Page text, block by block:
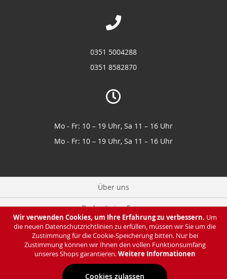
Wir verwenden Cookies, um Ihre Erfahrung zu verbessern. Um
die neuen Datenschutzrichtlinien zu erfüllen, müssen wir Sie um die
Zustimmung für die Cookie-Speicherung bitten. Nur bei
Zustimmung können wir Ihnen den vollen Funktionsumfang
unseres Shops garantieren.Weitere Informationen
Cookies zulassen
0351 5004288
0351 8582870
Mo - Fr: 10 – 19 Uhr, Sa 11 – 16 Uhr
Mo - Fr: 10 – 19 Uhr, Sa 11 – 16 Uhr
Über uns
Du hast eine Frage
Zahlung & Lieferung
Datenschutz